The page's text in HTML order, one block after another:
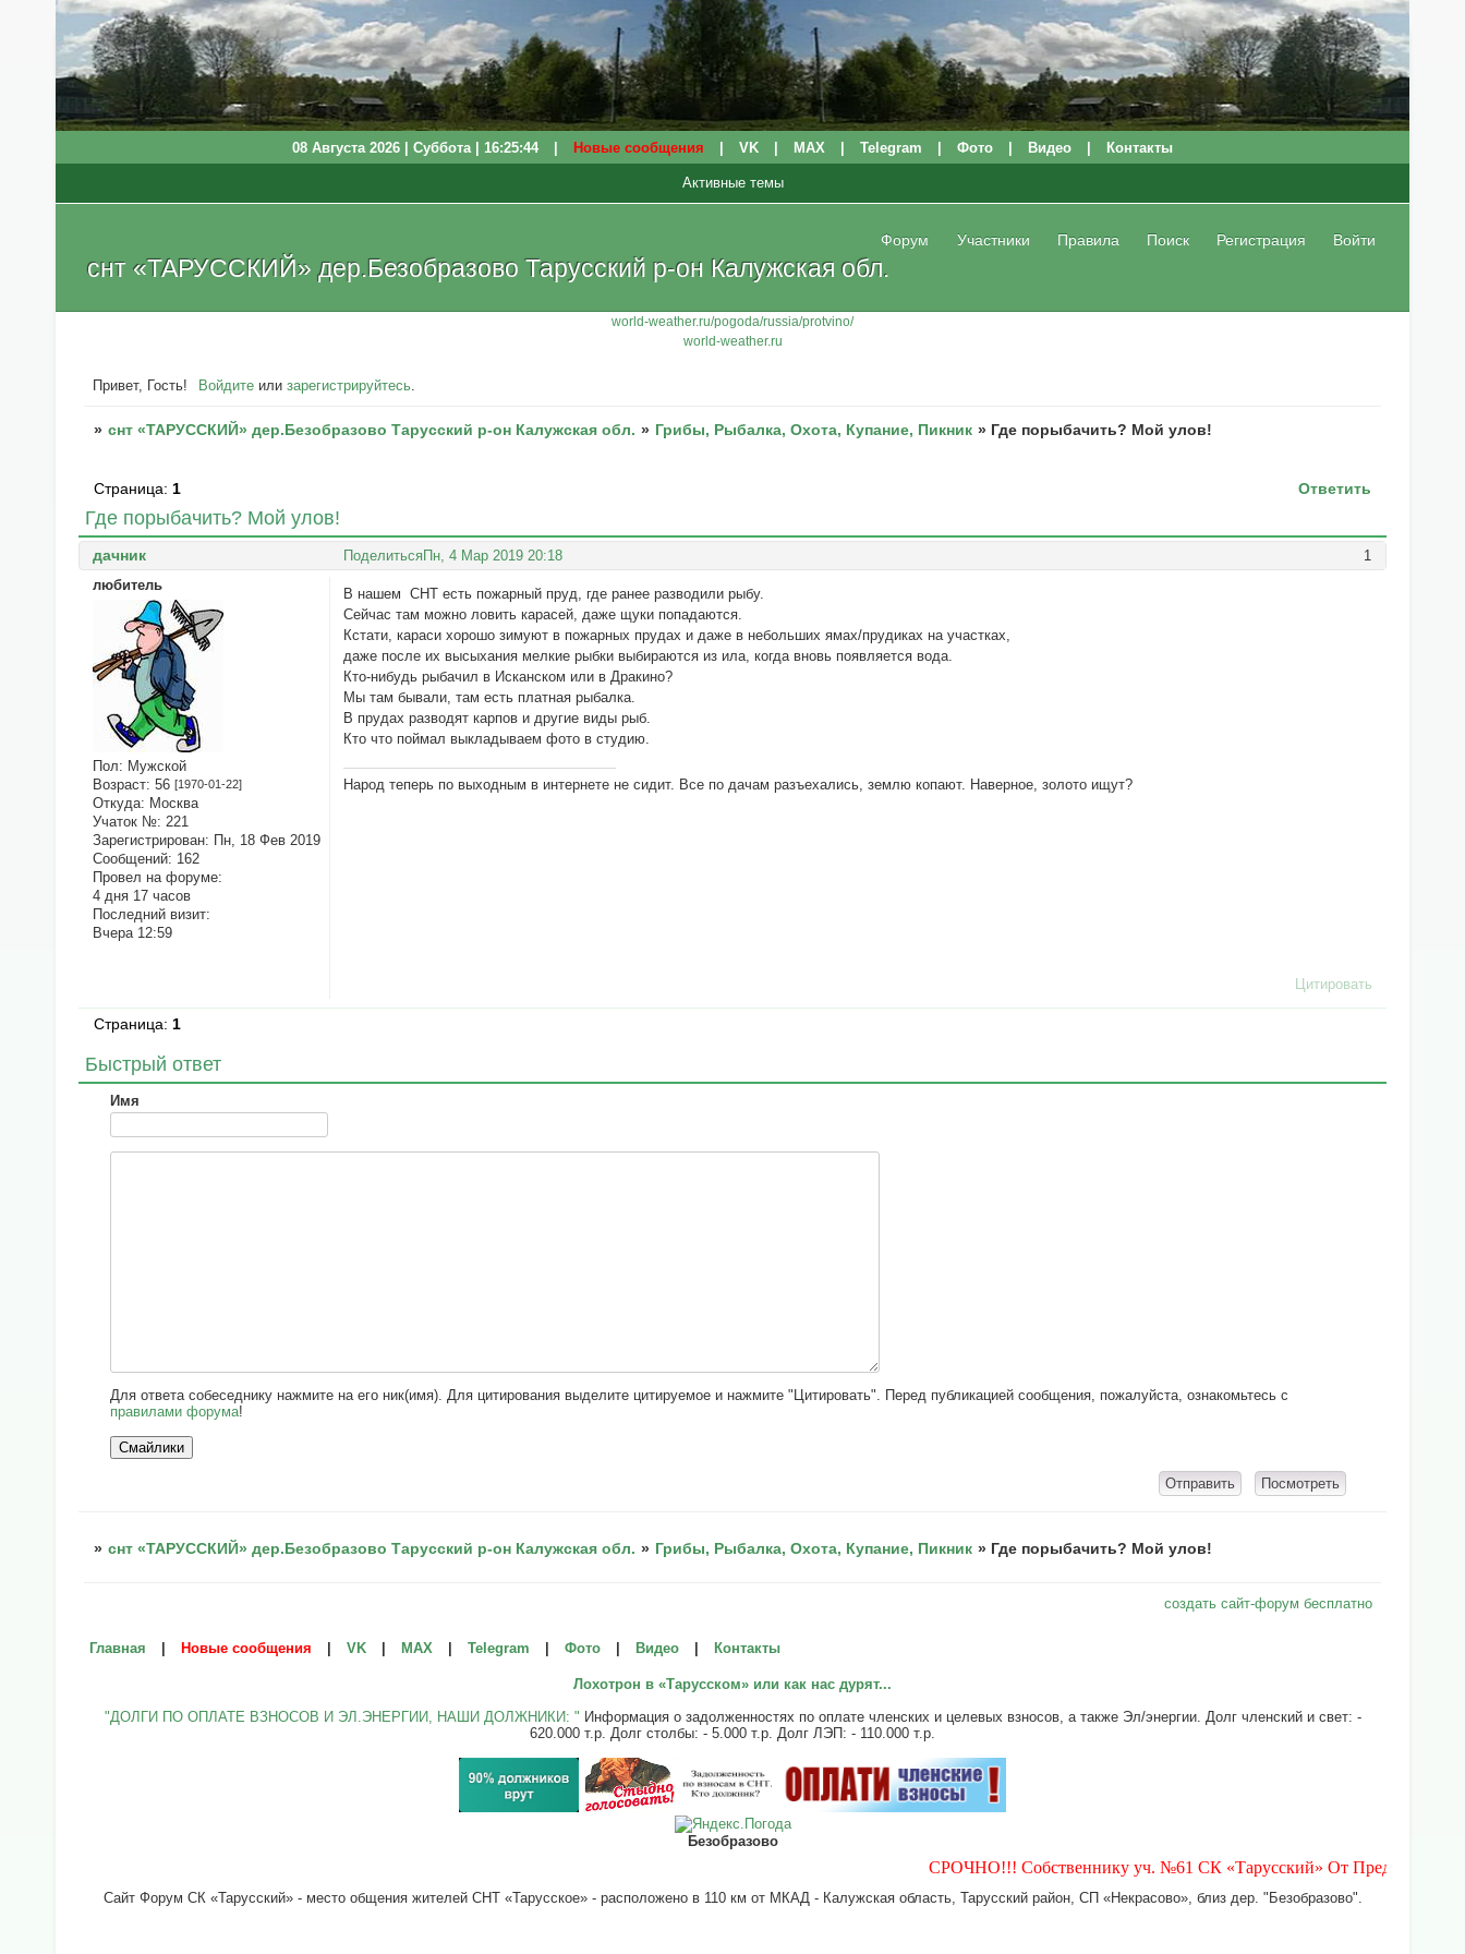
08 Августа 2026 | Суббота | 16:25:44 Новые сообщения VK МАХ Telegram Фото Видео Контакты
world-weather.ru/pogoda/russia/protvino/
world-weather.ru
снт «ТАРУССКИЙ» дер.Безобразово Тарусский р-он Калужская обл.
Форум Участники Правила Поиск Регистрация Войти
Активные темы
Привет, Гость! Войдите илизарегистрируйтесь.
» снт «ТАРУССКИЙ» дер.Безобразово Тарусский р-он Калужская обл. » Грибы, Рыбалка, Охота, Купание, Пикник » Где порыбачить? Мой улов!
Где порыбачить? Мой улов!
Страница: 1 Ответить
Поделиться 1
Пн, 4 Мар 2019 20:18
дачник
любитель
Пол: Мужской
Возраст: 56 [1970-01-22]
Откуда: Москва
Учаток №: 221
Зарегистрирован: Пн, 18 Фев 2019
Сообщений: 162
Провел на форуме:
4 дня 17 часов
Последний визит:
Вчера 12:59
В нашем СНТ есть пожарный пруд, где ранее разводили рыбу.
Сейчас там можно ловить карасей, даже щуки попадаются.
Кстати, караси хорошо зимуют в пожарных прудах и даже в небольших ямах/прудиках на участках,
даже после их высыхания мелкие рыбки выбираются из ила, когда вновь появляется вода.
Кто-нибудь рыбачил в Исканском или в Дракино?
Мы там бывали, там есть платная рыбалка.
В прудах разводят карпов и другие виды рыб.
Кто что поймал выкладываем фото в студию.
Народ теперь по выходным в интернете не сидит. Все по дачам разъехались, землю копают. Наверное, золото ищут?
Цитировать
Страница: 1
Быстрый ответ
Имя
Для ответа собеседнику нажмите на его ник(имя). Для цитирования выделите цитируемое и нажмите "Цитировать". Перед публикацией сообщения, пожалуйста, ознакомьтесь с
правилами форума!
» снт «ТАРУССКИЙ» дер.Безобразово Тарусский р-он Калужская обл. » Грибы, Рыбалка, Охота, Купание, Пикник » Где порыбачить? Мой улов!
создать сайт-форум бесплатно
Главная Новые сообщения VK МАХ Telegram Фото Видео Контакты
Лохотрон в «Тарусском» или как нас дурят...
"ДОЛГИ ПО ОПЛАТЕ ВЗНОСОВ И ЭЛ.ЭНЕРГИИ, НАШИ ДОЛЖНИКИ: " Информация о задолженностях по оплате членских и целевых взносов, а также Эл/энергии. Долг членский и свет: -
620.000 т.р. Долг столбы: - 5.000 т.р. Долг ЛЭП: - 110.000 т.р.
Безобразово
СРОЧНО!!! Собственнику уч. №61 СК «Тарусский» От Председателя и
Сайт Форум СК «Тарусский» - место общения жителей СНТ «Тарусское» - расположено в 110 км от МКАД - Калужская область, Тарусский район, СП «Некрасово», близ дер. "Безобразово".